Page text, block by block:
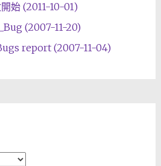
始 (2011-10-01)
(2007-11-20)
report (2007-11-04)